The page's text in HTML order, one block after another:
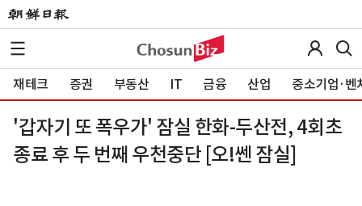
재테크 증권 부동산 IT 금융 산업 중소기업·벤
'갑자기 또 폭우가' 잠실 한화-두산전, 4회초
종료 후 두 번째 우천중단 [오!쎈 잠실]